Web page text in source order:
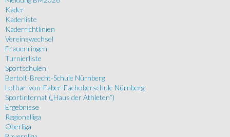
Kader
Kaderliste
Kaderrichtlinien
Vereinswechsel
Frauenringen
Turnierliste
Sportschulen
Bertolt-Brecht-Schule Nürnberg
Lothar-von-Faber-Fachoberschule Nürnberg
Sportinternat („Haus der Athleten“)
Ergebnisse
Regionalliga
Oberliga